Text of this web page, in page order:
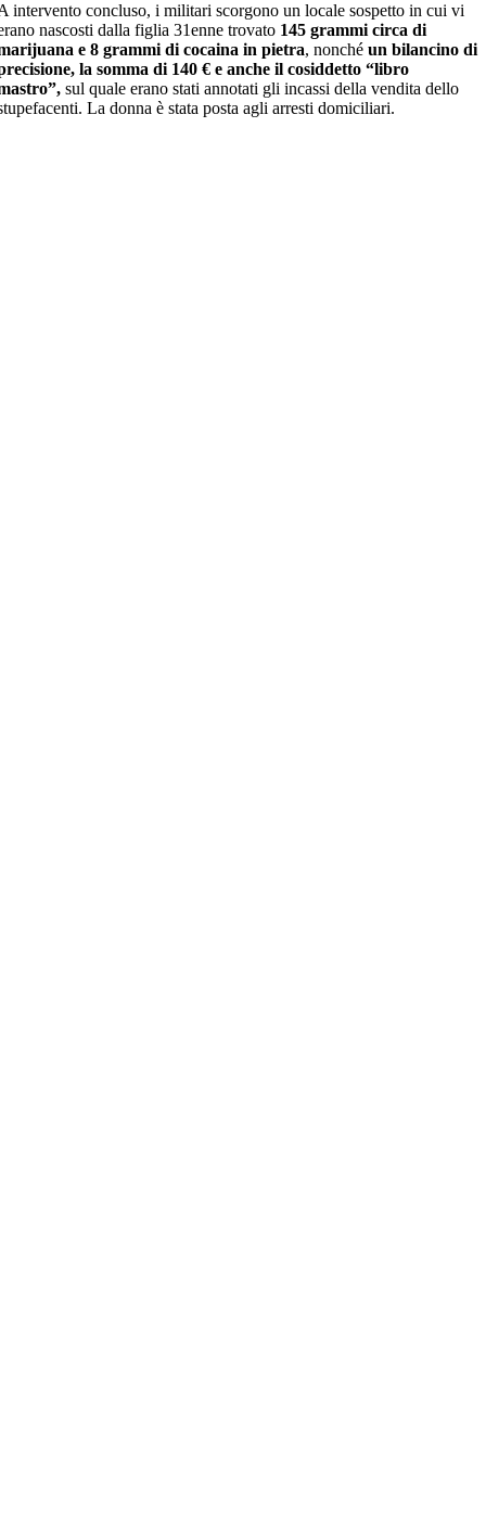
intervento concluso, i militari scorgono un locale sospetto in cui vi
nascosti dalla figlia 31enne trovato 145 grammi circa di
e 8 grammi di cocaina in pietra, nonchéun bilancino di
la somma di 140 € e anche il cosiddetto “libro
sul quale erano stati annotati gli incassi della vendita dello
La donna è stata posta agli arresti domiciliari.